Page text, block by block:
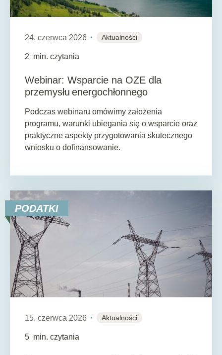
24. czerwca 2026 Aktualności
2 min. czytania
Webinar: Wsparcie na OZE dla
przemysłu energochłonnego
Podczas webinaru omówimy założenia
programu, warunki ubiegania się o wsparcie oraz
praktyczne aspekty przygotowania skutecznego
wniosku o dofinansowanie.
PODATKI
15. czerwca 2026 Aktualności
5 min. czytania